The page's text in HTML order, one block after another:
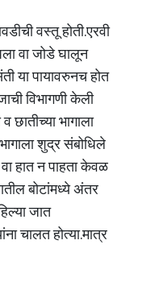
वस्तू होती.एरवी
वा जोडे घालून
या पायावरुनच होत
विभागणी केली
छातीच्या भागाला
भागाला शुद्र संबोधिले
हात न पाहता केवळ
बोटांमध्ये अंतर
जात
चालत होत्या.मात्र